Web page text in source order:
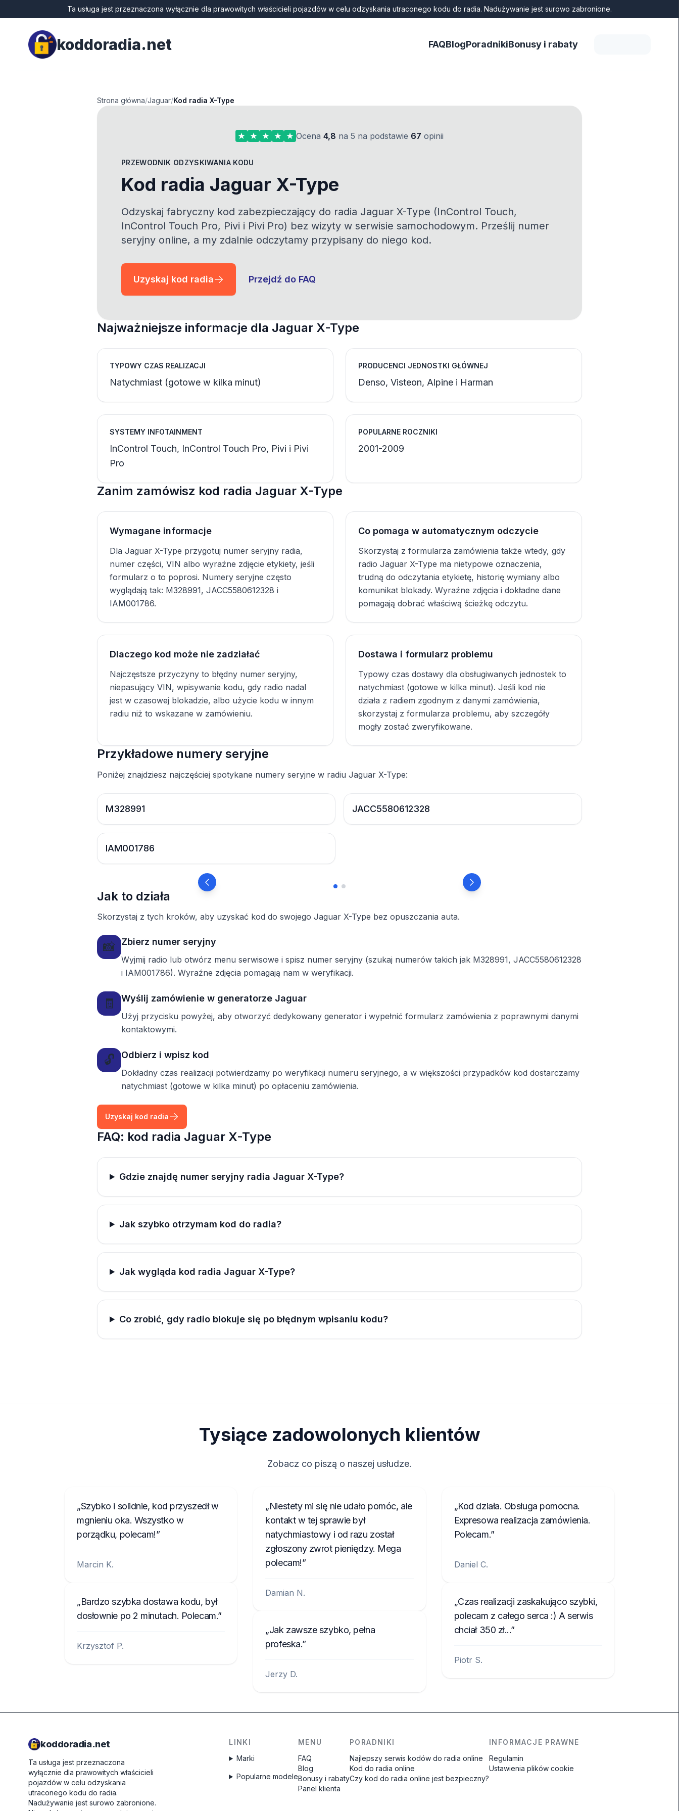
Ta usługa jest przeznaczona wyłącznie dla prawowitych właścicieli pojazdów w celu odzyskania utraconego kodu do radia. Nadużywanie jest surowo zabronione.
koddoradia.net FAQBlogPoradnikiBonusy i rabaty
Strona główna/Jaguar/Kod radia X-Type
Ocena 4,8 na 5 na podstawie 67 opinii
PRZEWODNIK ODZYSKIWANIA KODU
Kod radia Jaguar X-Type
Odzyskaj fabryczny kod zabezpieczający do radia Jaguar X-Type (InControl Touch,
InControl Touch Pro, Pivi i Pivi Pro) bez wizyty w serwisie samochodowym. Prześlij numer
seryjny online, a my zdalnie odczytamy przypisany do niego kod.
Uzyskaj kod radia Przejdź do FAQ
Najważniejsze informacje dla Jaguar X-Type
TYPOWY CZAS REALIZACJI
Natychmiast (gotowe w kilka minut)
PRODUCENCI JEDNOSTKI GŁÓWNEJ
Denso, Visteon, Alpine i Harman
SYSTEMY INFOTAINMENT
InControl Touch, InControl Touch Pro, Pivi i Pivi
Pro
POPULARNE ROCZNIKI
2001-2009
Zanim zamówisz kod radia Jaguar X-Type
Wymagane informacje
Dla Jaguar X-Type przygotuj numer seryjny radia,
numer części, VIN albo wyraźne zdjęcie etykiety, jeśli
formularz o to poprosi. Numery seryjne często
wyglądają tak: M328991, JACC5580612328 i
IAM001786.
Co pomaga w automatycznym odczycie
Skorzystaj z formularza zamówienia także wtedy, gdy
radio Jaguar X-Type ma nietypowe oznaczenia,
trudną do odczytania etykietę, historię wymiany albo
komunikat blokady. Wyraźne zdjęcia i dokładne dane
pomagają dobrać właściwą ścieżkę odczytu.
Dlaczego kod może nie zadziałać
Najczęstsze przyczyny to błędny numer seryjny,
niepasujący VIN, wpisywanie kodu, gdy radio nadal
jest w czasowej blokadzie, albo użycie kodu w innym
radiu niż to wskazane w zamówieniu.
Dostawa i formularz problemu
Typowy czas dostawy dla obsługiwanych jednostek to
natychmiast (gotowe w kilka minut). Jeśli kod nie
działa z radiem zgodnym z danymi zamówienia,
skorzystaj z formularza problemu, aby szczegóły
mogły zostać zweryfikowane.
Przykładowe numery seryjne
Poniżej znajdziesz najczęściej spotykane numery seryjne w radiu Jaguar X-Type:
M328991 JACC5580612328
IAM001786
Jak to działa
Skorzystaj z tych kroków, aby uzyskać kod do swojego Jaguar X-Type bez opuszczania auta.
📸 Zbierz numer seryjny
Wyjmij radio lub otwórz menu serwisowe i spisz numer seryjny (szukaj numerów takich jak M328991, JACC5580612328
i IAM001786). Wyraźne zdjęcia pomagają nam w weryfikacji.
🧾 Wyślij zamówienie w generatorze Jaguar
Użyj przycisku powyżej, aby otworzyć dedykowany generator i wypełnić formularz zamówienia z poprawnymi danymi
kontaktowymi.
🔓 Odbierz i wpisz kod
Dokładny czas realizacji potwierdzamy po weryfikacji numeru seryjnego, a w większości przypadków kod dostarczamy
natychmiast (gotowe w kilka minut) po opłaceniu zamówienia.
Uzyskaj kod radia
FAQ: kod radia Jaguar X-Type
Gdzie znajdę numer seryjny radia Jaguar X-Type?
Jak szybko otrzymam kod do radia?
Jak wygląda kod radia Jaguar X-Type?
Co zrobić, gdy radio blokuje się po błędnym wpisaniu kodu?
Tysiące zadowolonych klientów
Zobacz co piszą o naszej usłudze.
Szybko i solidnie, kod przyszedł w
mgnieniu oka. Wszystko w
porządku, polecam!
Marcin K.
Bardzo szybka dostawa kodu, był
dosłownie po 2 minutach. Polecam.
Krzysztof P.
Niestety mi się nie udało pomóc, ale
kontakt w tej sprawie był
natychmiastowy i od razu został
zgłoszony zwrot pieniędzy. Mega
polecam!
Damian N.
Jak zawsze szybko, pełna
profeska.
Jerzy D.
Kod działa. Obsługa pomocna.
Expresowa realizacja zamówienia.
Polecam.
Daniel C.
Czas realizacji zaskakująco szybki,
polecam z całego serca :) A serwis
chciał 350 zł...
Piotr S.
koddoradia.net
Ta usługa jest przeznaczona
wyłącznie dla prawowitych właścicieli
pojazdów w celu odzyskania
utraconego kodu do radia.
Nadużywanie jest surowo zabronione.
LINKI
Marki
Popularne modele
MENU
FAQ
Blog
Bonusy i rabaty
Panel klienta
PORADNIKI
Najlepszy serwis kodów do radia online
Kod do radia online
Czy kod do radia online jest bezpieczny?
INFORMACJE PRAWNE
Regulamin
Ustawienia plików cookie